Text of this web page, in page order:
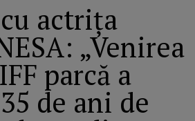
actriţa
„Venirea
parcă a
de ani de